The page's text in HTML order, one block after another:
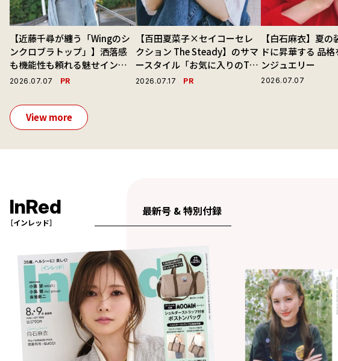
【近藤千尋が纏う「Wingのシ
ンクロブラトップ」】洒落感
も機能性も頼れる魅せインナ
ーで毎日を心地よくアプデ！
2026.07.07 PR
【百田夏菜子×セイコーセレ
クション The Steady】のサマ
ースタイル「お気に入りのTシ
ャツと最高の時計と。」
2026.07.17 PR
【白石麻衣】夏の
ドに昇華する 品
ンジュエリー
2026.07.07
View more
InRed
［インレッド］
最新号 & 特別付録